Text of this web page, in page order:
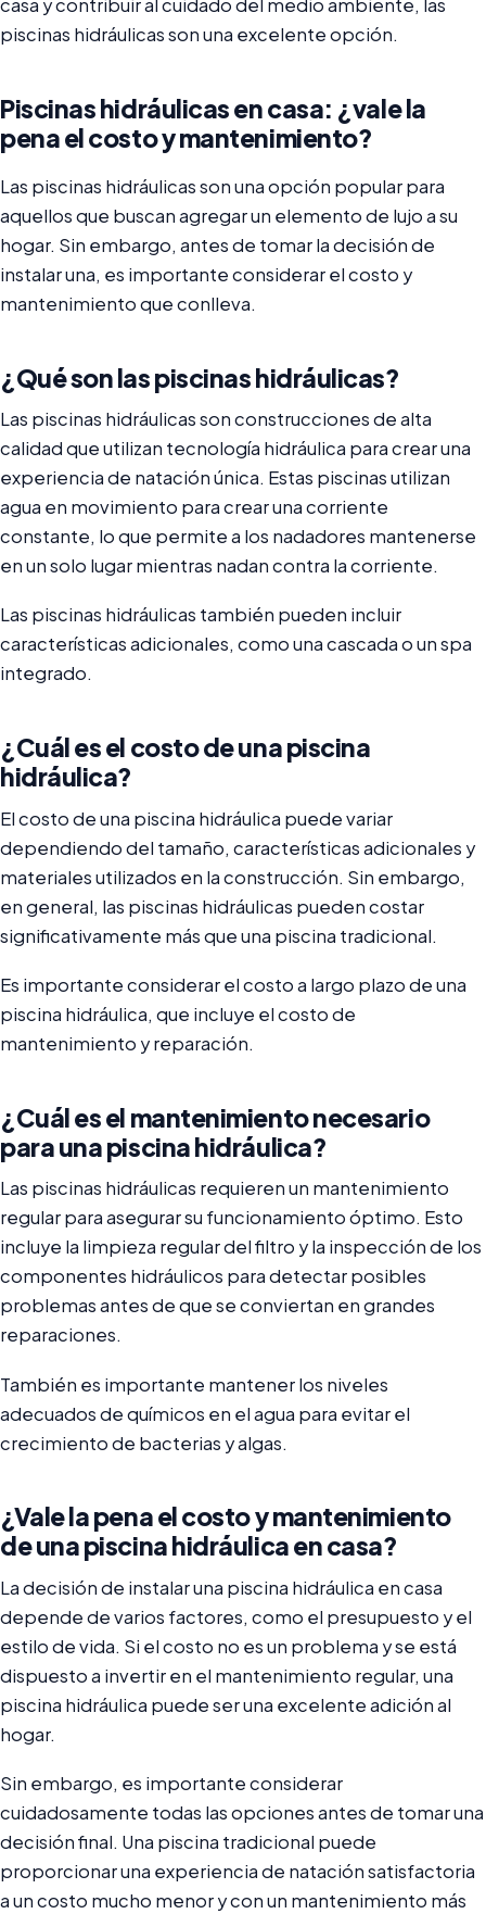
piscinas hidráulicas son una excelente opción.
Piscinas hidráulicas en casa: ¿vale la
pena el costo y mantenimiento?
Las piscinas hidráulicas son una opción popular para
aquellos que buscan agregar un elemento de lujo a su
hogar. Sin embargo, antes de tomar la decisión de
instalar una, es importante considerar el costo y
mantenimiento que conlleva.
¿Qué son las piscinas hidráulicas?
Las piscinas hidráulicas son construcciones de alta
calidad que utilizan tecnología hidráulica para crear una
experiencia de natación única. Estas piscinas utilizan
agua en movimiento para crear una corriente
constante, lo que permite a los nadadores mantenerse
en un solo lugar mientras nadan contra la corriente.
Las piscinas hidráulicas también pueden incluir
características adicionales, como una cascada o un spa
integrado.
¿Cuál es el costo de una piscina
hidráulica?
El costo de una piscina hidráulica puede variar
dependiendo del tamaño, características adicionales y
materiales utilizados en la construcción. Sin embargo,
en general, las piscinas hidráulicas pueden costar
significativamente más que una piscina tradicional.
Es importante considerar el costo a largo plazo de una
piscina hidráulica, que incluye el costo de
mantenimiento y reparación.
¿Cuál es el mantenimiento necesario
para una piscina hidráulica?
Las piscinas hidráulicas requieren un mantenimiento
regular para asegurar su funcionamiento óptimo. Esto
incluye la limpieza regular del filtro y la inspección de los
componentes hidráulicos para detectar posibles
problemas antes de que se conviertan en grandes
reparaciones.
También es importante mantener los niveles
adecuados de químicos en el agua para evitar el
crecimiento de bacterias y algas.
¿Vale la pena el costo y mantenimiento
de una piscina hidráulica en casa?
La decisión de instalar una piscina hidráulica en casa
depende de varios factores, como el presupuesto y el
estilo de vida. Si el costo no es un problema y se está
dispuesto a invertir en el mantenimiento regular, una
piscina hidráulica puede ser una excelente adición al
hogar.
Sin embargo, es importante considerar
cuidadosamente todas las opciones antes de tomar una
decisión final. Una piscina tradicional puede
proporcionar una experiencia de natación satisfactoria
a un costo mucho menor y con un mantenimiento más